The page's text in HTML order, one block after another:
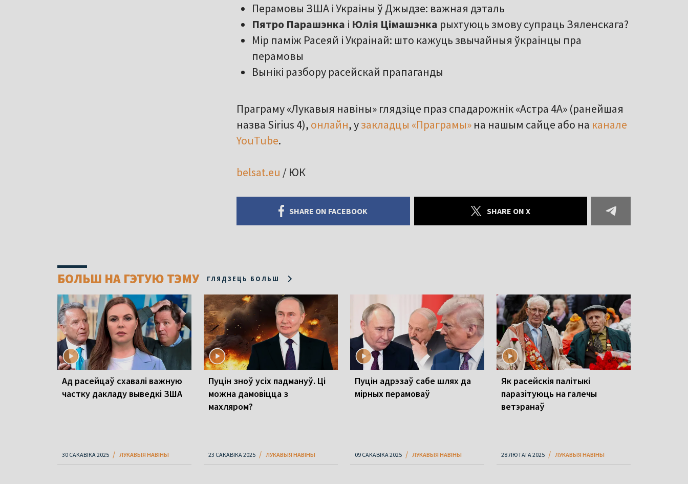
Перамовы ЗША і Украіны ў Джыдзе: важная дэталь
Пятро Парашэнка і Юлія Цімашэнка рыхтуюць змову супраць Зяленскага?
Мір паміж Расеяй і Украінай: што кажуць звычайныя ўкраінцы пра
перамовы
Вынікі разбору расейскай прапаганды
Праграму «Лукавыя навіны» глядзіце праз спадарожнік «Астра 4A» (ранейшая
назва Sirius 4), онлайн, узакладцы «Праграмы» на нашым сайце або на канале
YouTube.
belsat.eu / ЮК
SHARE ON FACEBOOK SHARE ON X
БОЛЬШ НА ГЭТУЮ ТЭМУ ГЛЯДЗЕЦЬ БОЛЬШ
Ад расейцаў схавалі важную
частку дакладу выведкі ЗША
30 САКАВІКА 2025 ЛУКАВЫЯ НАВІНЫ
Пуцін зноў усіх падмануў. Ці
можна дамовіцца з
махляром?
23 САКАВІКА 2025 ЛУКАВЫЯ НАВІНЫ
Пуцін адрэзаў сабе шлях да
мірных перамоваў
09 САКАВІКА 2025 ЛУКАВЫЯ НАВІНЫ
Як расейскія палітыкі
паразітуюць на галечы
ветэранаў
28 ЛЮТАГА 2025 ЛУКАВЫЯ НАВІНЫ